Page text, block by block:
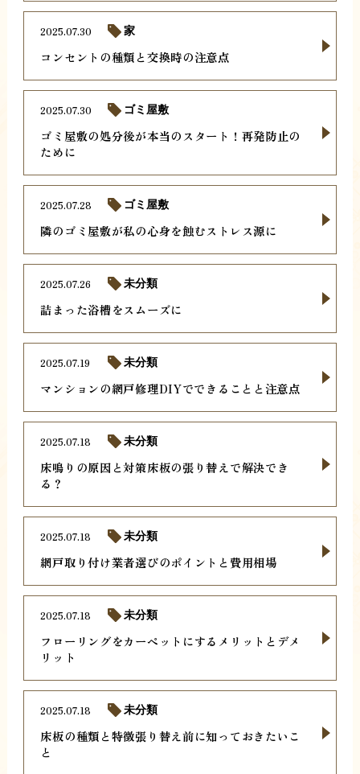
コンセントの種類と交換時の注意点
2025.07.30 家
ゴミ屋敷の処分後が本当のスタート！再発防止の
ために
2025.07.30 ゴミ屋敷
隣のゴミ屋敷が私の心身を蝕むストレス源に
2025.07.28 ゴミ屋敷
詰まった浴槽をスムーズに
2025.07.26 未分類
マンションの網戸修理DIYでできることと注意点
2025.07.19 未分類
床鳴りの原因と対策床板の張り替えで解決でき
る？
2025.07.18 未分類
網戸取り付け業者選びのポイントと費用相場
2025.07.18 未分類
フローリングをカーペットにするメリットとデメ
リット
2025.07.18 未分類
床板の種類と特徴張り替え前に知っておきたいこ
と
2025.07.18 未分類